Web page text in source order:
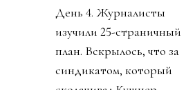
День 4. Журналисты
изучили 25-страничный
план. Вскрылось, что за
синдикатом, который